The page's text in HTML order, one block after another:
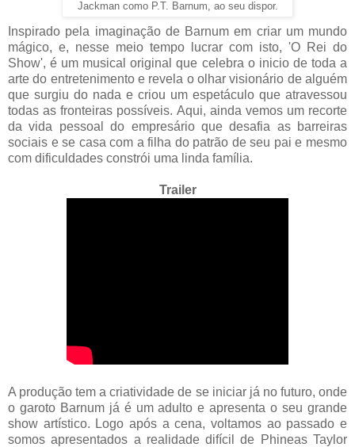
Jackman como P.T. Barnum, ao seu dispor.
Inspirado pela imaginação de Barnum em criar um mundo
mágico, e, nesse meio tempo lucrar com isto, 'O Rei do
Show', é um musical original que celebra o inicio de toda a
arte do entretenimento e revela o olhar visionário de alguém
que surgiu do nada e criou um espetáculo que atravessou
todas as fronteiras possíveis. Aqui, ainda vemos um recorte
da vida pessoal do empresário que desafia as barreiras
sociais e se casa com a filha do patrão de seu pai e mesmo
com dificuldades constrói uma linda família.
Trailer
A produção tem a criatividade de se iniciar já no futuro, onde
o garoto Barnum já é um adulto e apresenta o seu grande
show artístico. Logo após a cena, voltamos ao passado e
somos apresentados a realidade difícil de Phineas Taylor